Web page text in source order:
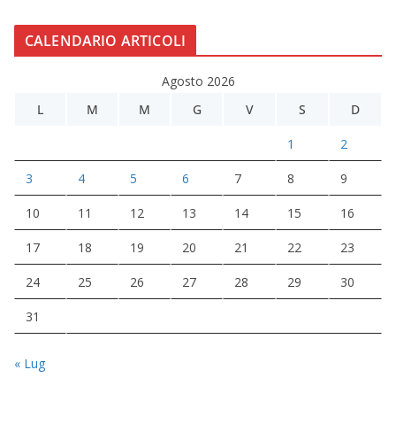
CALENDARIO ARTICOLI
Agosto 2026
L
M M G V S D
1 2
3 4 5 6 7 8 9
10 11 12 13 14 15 16
17 18 19 20 21 22 23
24 25 26 27 28 29 30
31
« Lug